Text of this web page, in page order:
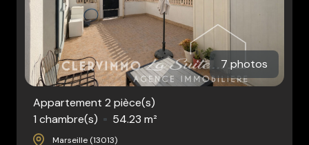
7 photos
Appartement 2 pièce(s)
1 chambre(s)
54.23 m²
Marseille (13013)